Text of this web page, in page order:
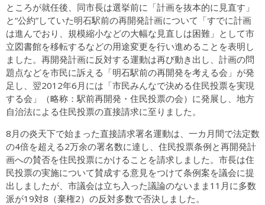
ところが就任後、同市長は選挙前に「計画を抜本的に見直す」
と“公約”していた明石駅前の再開発計画について「すでに計画
は進んでおり、規模縮小などの大幅な見直しは困難」として市
立図書館を移転するなどの用途変更を行い進めることを表明し
ました。再開発計画に反対する運動は再び動き出し、計画の問
題点などを市民に訴える「明石駅前の再開発を考える会」が発
足し、翌2012年6月には「市民みんなで決める住民投票を実現
する会」（略称：駅前再開発・住民投票の会）に発展し、地方
自治法による住民投票の直接請求に至りました。
8月の炎天下で始まった直接請求署名運動は、一カ月間で法定数
の4倍を超える2万余の署名数に達し、住民投票条例と再開発計
画への賛否を住民投票にかけることを請求しました。市長は住
民投票の実施について賛成する意見をつけて条例案を議会に提
出しましたが、市議会は立ち入った議論のないまま11月に多数
派が19対8（棄権2）の反対多数で否決しました。